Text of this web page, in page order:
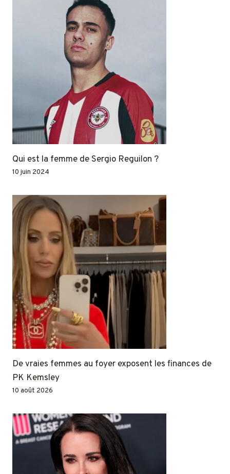
Qui est la femme de Sergio Reguilon ?
10 juin 2024
De vraies femmes au foyer exposent les finances de
PK Kemsley
10 août 2026